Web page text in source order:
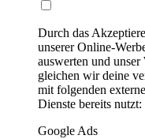
Durch das
unserer Online-
auswerten und
gleichen wir deine
mit folgenden
Dienste bereits nutzt:
Google Ads